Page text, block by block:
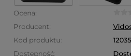
Ocena:
Producent:
Kod produktu:
12035
Dostępność: